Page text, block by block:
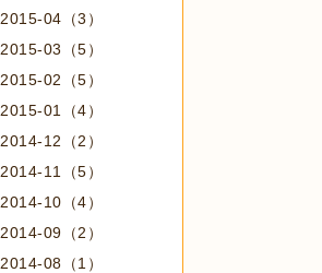
2015-04（3）
2015-03（5）
2015-02（5）
2015-01（4）
2014-12（2）
2014-11（5）
2014-10（4）
2014-09（2）
2014-08（1）